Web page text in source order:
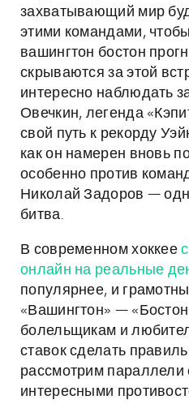
захватывающий мир
этими командами,
вашингтон бостон
скрываются за этой
интересно наблюдать
Овечкин, легенда
свой путь к рекорду
как он намерен вновь
особенно против
Николай Задоров —
битва.
В современном хоккее
онлайн на реальные
популярнее, и
«Вашингтон» —
болельщикам и
ставок сделать
рассмотрим параллели
интересными